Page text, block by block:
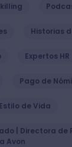
Historias
Expertos HR
Pago de
Estilo de Vida
| Directora de
Avon